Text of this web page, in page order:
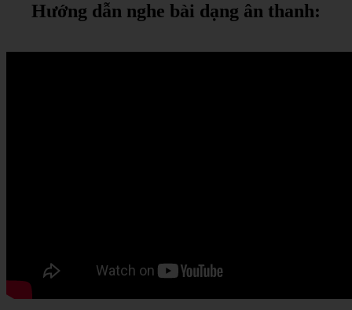
Hướng dẫn nghe bài dạng ân thanh: